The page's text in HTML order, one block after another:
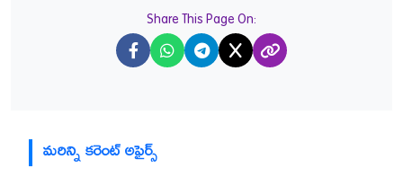
Share This Page On:
X
మరిన్ని కరెంట్ అఫైర్స్